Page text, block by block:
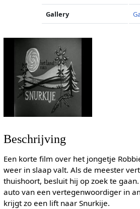
Gallery
Beschrijving
Een korte film over het jongetje
weer in slaap valt. Als de meester
thuishoort, besluit hij op zoek te
auto van een vertegenwoordiger in
krijgt zo een lift naar Snurkije.